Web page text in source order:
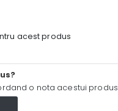
acest produs
o nota acestui produs